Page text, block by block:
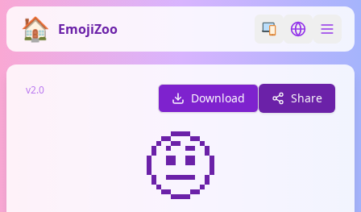
EmojiZoo Switch emoji
Switch
v2.0
Download Share
🤨